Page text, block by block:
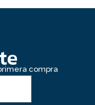
compra